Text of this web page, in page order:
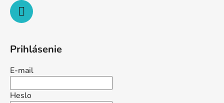
Prihlásenie
E-mail
Heslo